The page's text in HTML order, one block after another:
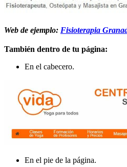
Web de ejemplo: Fisioterapia
También dentro de tu página:
En el cabecero.
En el pie de la página.